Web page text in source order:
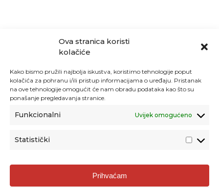
Ova stranica koristi
kolačiće
Kako bismo pružili najbolja iskustva, koristimo tehnologije poput
kolačića za pohranu i/ili pristup informacijama o uređaju. Pristanak
na ove tehnologije omogućit će nam obradu podataka kao što su
ponašanje pregledavanja stranice.
Funkcionalni Uvijek omogućeno
Statistički
Prihvaćam
Agencija za odgoj i obrazovanje
Donje Svetice 38, 10000 Zagreb